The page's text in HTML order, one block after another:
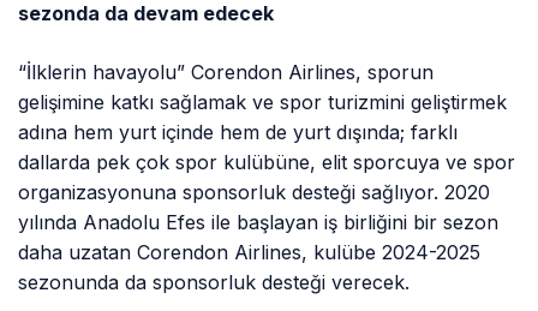
sezonda da devam edecek
“İlklerin havayolu” Corendon Airlines, sporun
gelişimine katkı sağlamak ve spor turizmini geliştirmek
adına hem yurt içinde hem de yurt dışında; farklı
dallarda pek çok spor kulübüne, elit sporcuya ve spor
organizasyonuna sponsorluk desteği sağlıyor. 2020
yılında Anadolu Efes ile başlayan iş birliğini bir sezon
daha uzatan Corendon Airlines, kulübe 2024-2025
sezonunda da sponsorluk desteği verecek.